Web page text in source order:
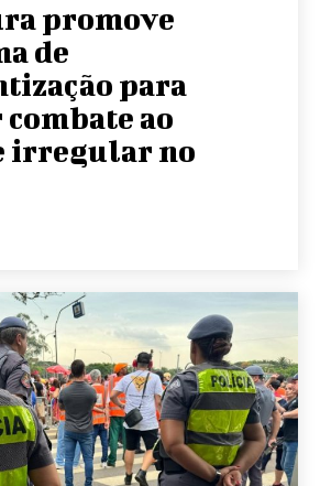
promove
de
para
ao
irregular no